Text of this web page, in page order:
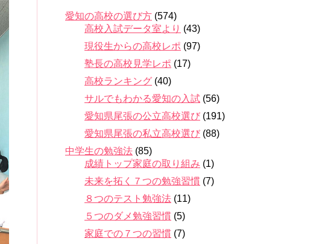
愛知の高校の選び方 (574)
高校入試データ室より (43)
現役生からの高校レポ (97)
塾長の高校見学レポ (17)
高校ランキング (40)
サルでもわかる愛知の入試 (56)
愛知県尾張の公立高校選び (191)
愛知県尾張の私立高校選び (88)
中学生の勉強法 (85)
成績トップ家庭の取り組み (1)
未来を拓く７つの勉強習慣 (7)
８つのテスト勉強法 (11)
５つのダメ勉強習慣 (5)
家庭での７つの習慣 (7)